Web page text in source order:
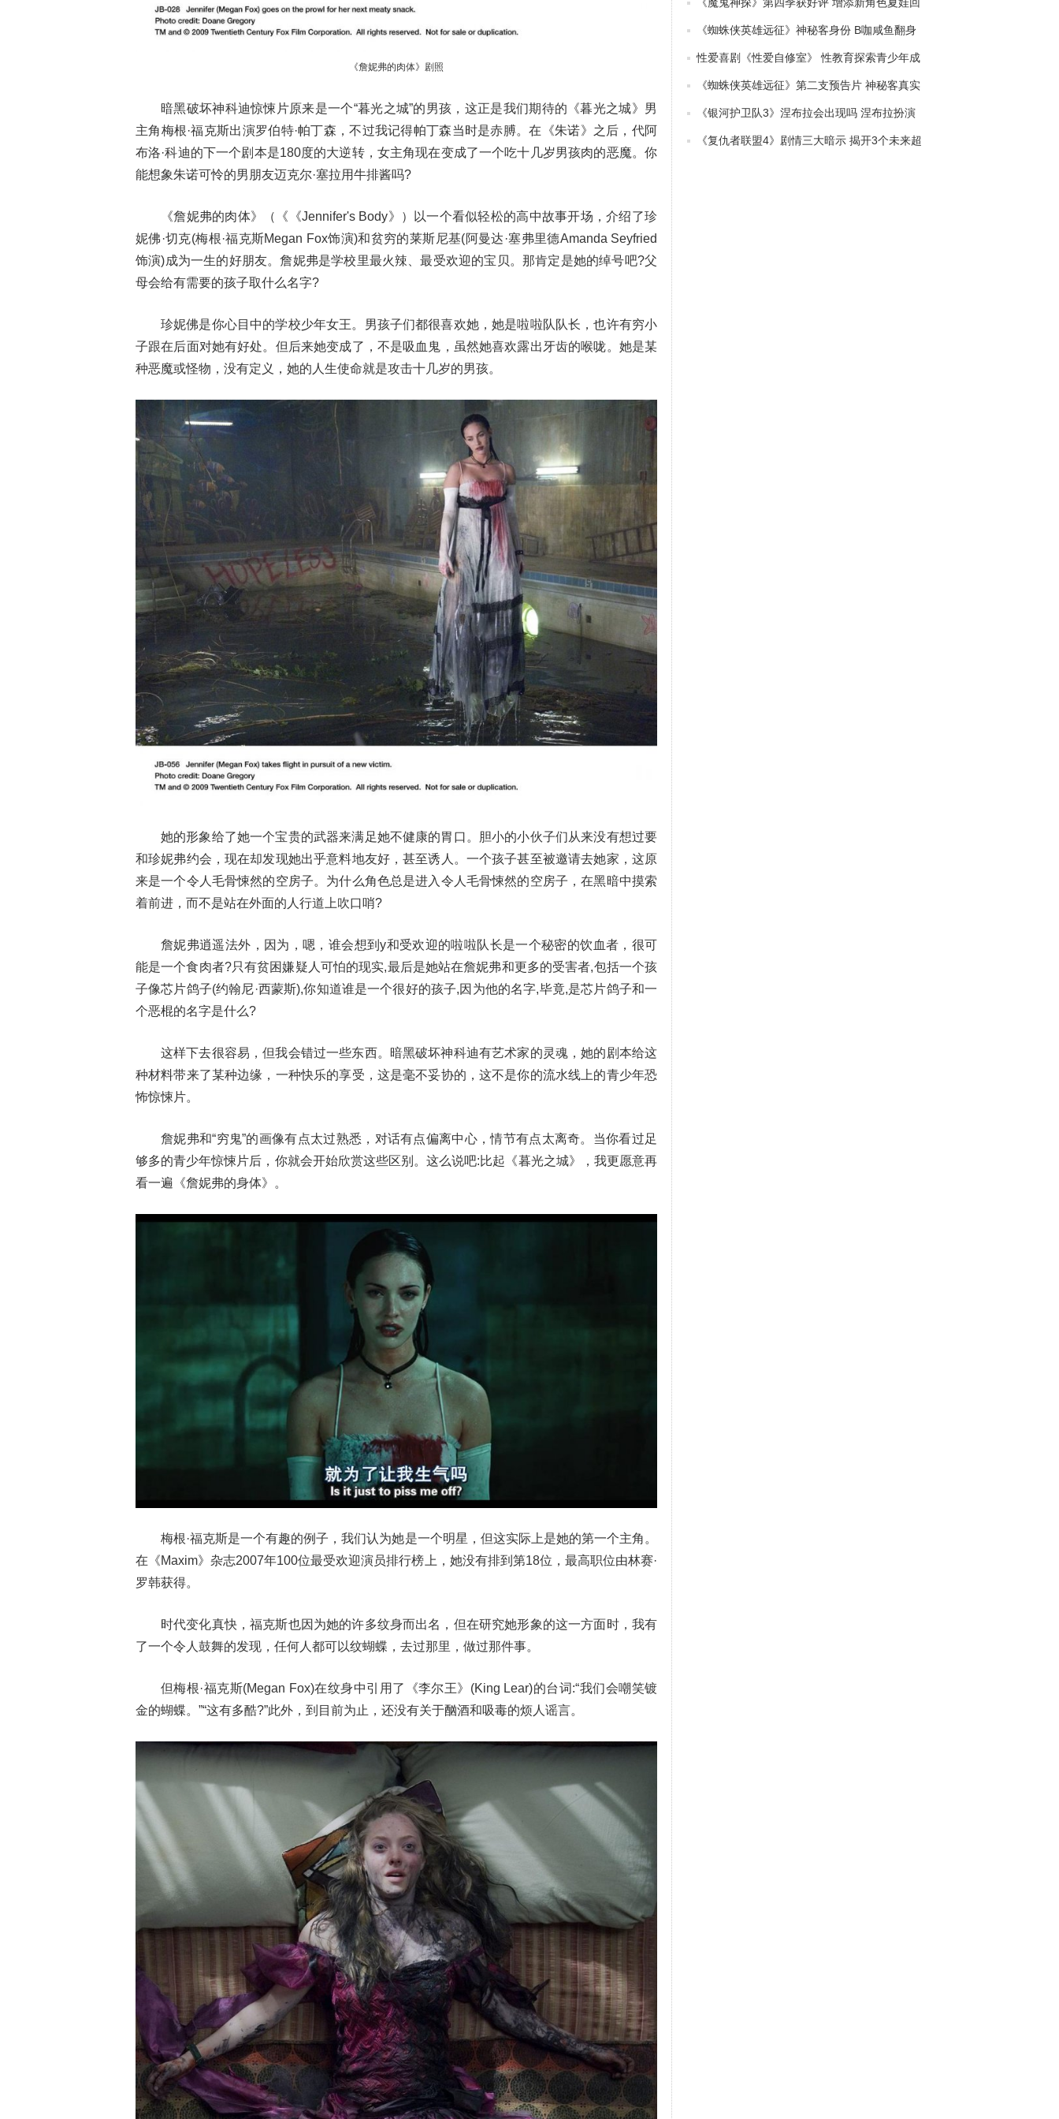
《詹妮弗的肉体》剧照
暗黑破坏神科迪惊悚片原来是一个“暮光之城”的男孩，这正是我们期待的《暮光之城》男
主角梅根·福克斯出演罗伯特·帕丁森，不过我记得帕丁森当时是赤膊。在《朱诺》之后，代阿
布洛·科迪的下一个剧本是180度的大逆转，女主角现在变成了一个吃十几岁男孩肉的恶魔。你
能想象朱诺可怜的男朋友迈克尔·塞拉用牛排酱吗?
《詹妮弗的肉体》（《《Jennifer's Body》）以一个看似轻松的高中故事开场，介绍了珍
妮佛·切克(梅根·福克斯Megan Fox饰演)和贫穷的莱斯尼基(阿曼达·塞弗里德Amanda Seyfried
饰演)成为一生的好朋友。詹妮弗是学校里最火辣、最受欢迎的宝贝。那肯定是她的绰号吧?父
母会给有需要的孩子取什么名字?
珍妮佛是你心目中的学校少年女王。男孩子们都很喜欢她，她是啦啦队队长，也许有穷小
子跟在后面对她有好处。但后来她变成了，不是吸血鬼，虽然她喜欢露出牙齿的喉咙。她是某
种恶魔或怪物，没有定义，她的人生使命就是攻击十几岁的男孩。
她的形象给了她一个宝贵的武器来满足她不健康的胃口。胆小的小伙子们从来没有想过要
和珍妮弗约会，现在却发现她出乎意料地友好，甚至诱人。一个孩子甚至被邀请去她家，这原
来是一个令人毛骨悚然的空房子。为什么角色总是进入令人毛骨悚然的空房子，在黑暗中摸索
着前进，而不是站在外面的人行道上吹口哨?
詹妮弗逍遥法外，因为，嗯，谁会想到y和受欢迎的啦啦队长是一个秘密的饮血者，很可
能是一个食肉者?只有贫困嫌疑人可怕的现实,最后是她站在詹妮弗和更多的受害者,包括一个孩
子像芯片鸽子(约翰尼·西蒙斯),你知道谁是一个很好的孩子,因为他的名字,毕竟,是芯片鸽子和一
个恶棍的名字是什么?
这样下去很容易，但我会错过一些东西。暗黑破坏神科迪有艺术家的灵魂，她的剧本给这
种材料带来了某种边缘，一种快乐的享受，这是毫不妥协的，这不是你的流水线上的青少年恐
怖惊悚片。
詹妮弗和“穷鬼”的画像有点太过熟悉，对话有点偏离中心，情节有点太离奇。当你看过足
够多的青少年惊悚片后，你就会开始欣赏这些区别。这么说吧:比起《暮光之城》，我更愿意再
看一遍《詹妮弗的身体》。
梅根·福克斯是一个有趣的例子，我们认为她是一个明星，但这实际上是她的第一个主角。
在《Maxim》杂志2007年100位最受欢迎演员排行榜上，她没有排到第18位，最高职位由林赛·
罗韩获得。
时代变化真快，福克斯也因为她的许多纹身而出名，但在研究她形象的这一方面时，我有
了一个令人鼓舞的发现，任何人都可以纹蝴蝶，去过那里，做过那件事。
但梅根·福克斯(Megan Fox)在纹身中引用了《李尔王》(King Lear)的台词:“我们会嘲笑镀
金的蝴蝶。”“这有多酷?”此外，到目前为止，还没有关于酗酒和吸毒的烦人谣言。
归剧情核心
《蜘蛛侠英雄远征》神秘客身份 B咖咸鱼翻身
成超级恶棍
性爱喜剧《性爱自修室》 性教育探索青少年成
《蜘蛛侠英雄远征》第二支预告片 神秘客真实
身份是谁
《银河护卫队3》涅布拉会出现吗 涅布拉扮演
者凯伦吉兰控诉萨诺斯
《复仇者联盟4》剧情三大暗示 揭开3个未来超